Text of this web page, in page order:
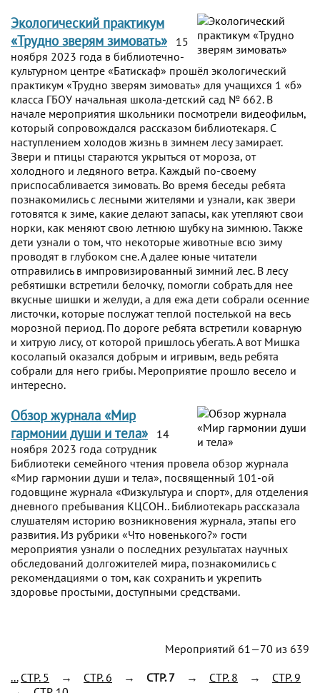
Экологический практикум
«Трудно зверям зимовать»
15
ноября 2023 года в библиотечно-
культурном центре «Батискаф» прошёл экологический
практикум «Трудно зверям зимовать» для учащихся 1 «б»
класса ГБОУ начальная школа-детский сад № 662. В
начале мероприятия школьники посмотрели видеофильм,
который сопровождался рассказом библиотекаря. С
наступлением холодов жизнь в зимнем лесу замирает.
Звери и птицы стараются укрыться от мороза, от
холодного и ледяного ветра. Каждый по-своему
приспосабливается зимовать. Во время беседы ребята
познакомились с лесными жителями и узнали, как звери
готовятся к зиме, какие делают запасы, как утепляют свои
норки, как меняют свою летнюю шубку на зимнюю. Также
дети узнали о том, что некоторые животные всю зиму
проводят в глубоком сне. А далее юные читатели
отправились в импровизированный зимний лес. В лесу
ребятишки встретили белочку, помогли собрать для нее
вкусные шишки и желуди, а для ежа дети собрали осенние
листочки, которые послужат теплой постелькой на весь
морозной период. По дороге ребята встретили коварную
и хитрую лису, от которой пришлось убегать. А вот Мишка
косолапый оказался добрым и игривым, ведь ребята
собрали для него грибы. Мероприятие прошло весело и
интересно.
Обзор журнала «Мир
гармонии души и тела»
14
ноября 2023 года сотрудник
Библиотеки семейного чтения провела обзор журнала
«Мир гармонии души и тела», посвященный 101-ой
годовщине журнала «Физкультура и спорт», для отделения
дневного пребывания КЦСОН.. Библиотекарь рассказала
слушателям историю возникновения журнала, этапы его
развития. Из рубрики «Что новенького?» гости
мероприятия узнали о последних результатах научных
обследований долгожителей мира, познакомились с
рекомендациями о том, как сохранить и укрепить
здоровье простыми, доступными средствами.
Мероприятий 61—70 из 639
... CTP. 5 → CTP. 6 → CTP. 7 → CTP. 8 → CTP. 9